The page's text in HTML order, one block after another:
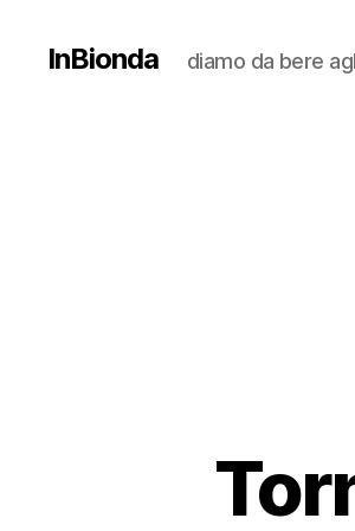
InBionda diamo da bere